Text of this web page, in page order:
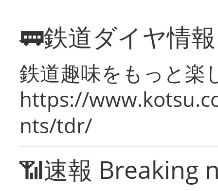
🚃鉄道ダイヤ情
鉄道趣味をもっと楽
https://
nts/tdr/
📶速報 Breaking